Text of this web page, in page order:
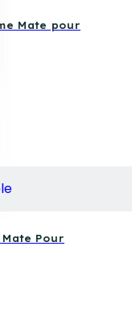
Mate pour
Pour